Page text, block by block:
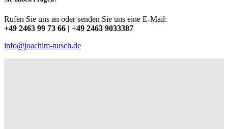
Rufen Sie uns an oder senden Sie uns eine E-Mail:
+49 2463 99 73 66 | +49 2463 9033387
info@joachim-nusch.de